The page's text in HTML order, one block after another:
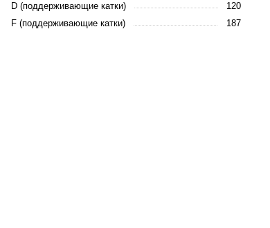
D (поддерживающие катки)
120
F (поддерживающие катки)
187